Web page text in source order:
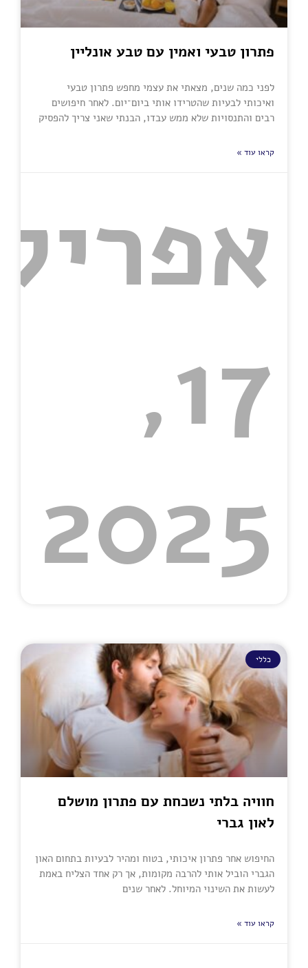
פתרון טבעי ואמין עם טבע אונליין
לפני כמה שנים, מצאתי את עצמי מחפש פתרון טבעי
ואיכותי לבעיות שהטרידו אותי ביום־יום. לאחר חיפושים
רבים והתנסויות שלא ממש עבדו, הבנתי שאני צריך להפסיק
קראו עוד »
17,
2025
כללי
חוויה בלתי נשכחת עם פתרון מושלם
לאון גברי
החיפוש אחר פתרון איכותי, בטוח ומהיר לבעיות בתחום האון
הגברי הוביל אותי להרבה מקומות, אך רק אחד הצליח באמת
לעשות את השינוי המיוחל. לאחר שנים
קראו עוד »